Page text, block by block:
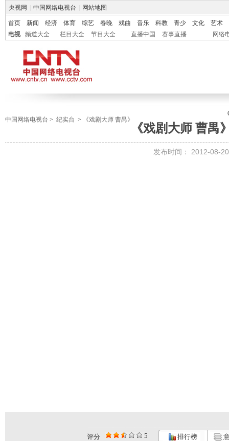
央视网 中国网络电视台 网站地图
首页 新闻 经济 体育 综艺 春晚 戏曲 音乐 科教 青少 文化
艺术
电视
频道大全 栏目大全 节目大全 直播中国 赛事直播 网络
中国网络电视台 > 纪实台 > 《戏剧大师 曹禺》
《戏剧大师 曹禺
发布时间： 2012-08-
评分 5 排行榜